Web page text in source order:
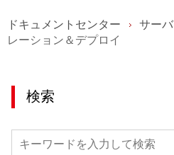
ドキュメントセンター サーバ
レーション＆デプロイ
検索